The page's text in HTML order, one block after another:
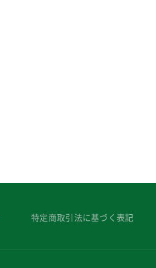
特定商取引法に基づく表記